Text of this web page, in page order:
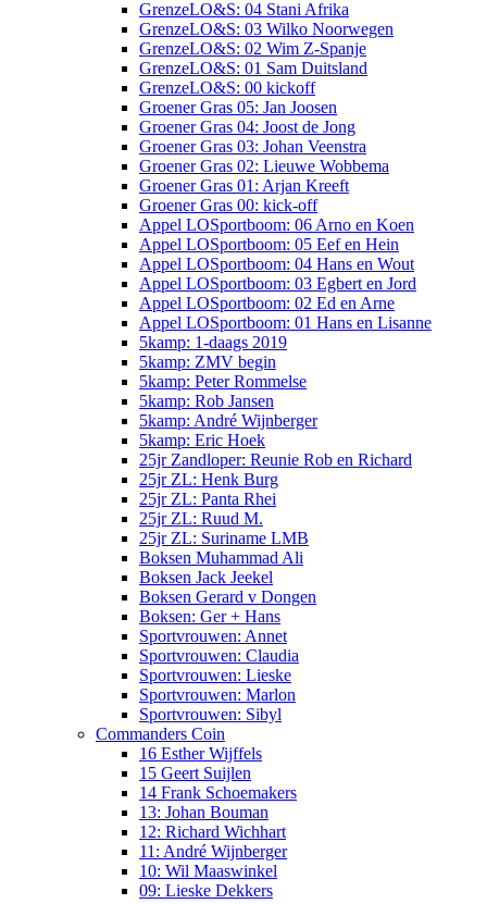
GrenzeLO&S: 04 Stani Afrika
GrenzeLO&S: 03 Wilko Noorwegen
GrenzeLO&S: 02 Wim Z-Spanje
GrenzeLO&S: 01 Sam Duitsland
GrenzeLO&S: 00 kickoff
Groener Gras 05: Jan Joosen
Groener Gras 04: Joost de Jong
Groener Gras 03: Johan Veenstra
Groener Gras 02: Lieuwe Wobbema
Groener Gras 01: Arjan Kreeft
Groener Gras 00: kick-off
Appel LOSportboom: 06 Arno en Koen
Appel LOSportboom: 05 Eef en Hein
Appel LOSportboom: 04 Hans en Wout
Appel LOSportboom: 03 Egbert en Jord
Appel LOSportboom: 02 Ed en Arne
Appel LOSportboom: 01 Hans en Lisanne
5kamp: 1-daags 2019
5kamp: ZMV begin
5kamp: Peter Rommelse
5kamp: Rob Jansen
5kamp: André Wijnberger
5kamp: Eric Hoek
25jr Zandloper: Reunie Rob en Richard
25jr ZL: Henk Burg
25jr ZL: Panta Rhei
25jr ZL: Ruud M.
25jr ZL: Suriname LMB
Boksen Muhammad Ali
Boksen Jack Jeekel
Boksen Gerard v Dongen
Boksen: Ger + Hans
Sportvrouwen: Annet
Sportvrouwen: Claudia
Sportvrouwen: Lieske
Sportvrouwen: Marlon
Sportvrouwen: Sibyl
Commanders Coin
16 Esther Wijffels
15 Geert Suijlen
14 Frank Schoemakers
13: Johan Bouman
12: Richard Wichhart
11: André Wijnberger
10: Wil Maaswinkel
09: Lieske Dekkers